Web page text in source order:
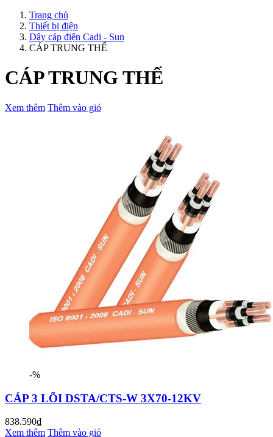
Trang chủ
Thiết bị điện
Dây cáp điện Cadi - Sun
CÁP TRUNG THẾ
CÁP TRUNG THẾ
Xem thêm Thêm vào giỏ
-%
CÁP 3 LÕI DSTA/CTS-W 3X70-12KV
838.590₫
Xem thêm Thêm vào giỏ